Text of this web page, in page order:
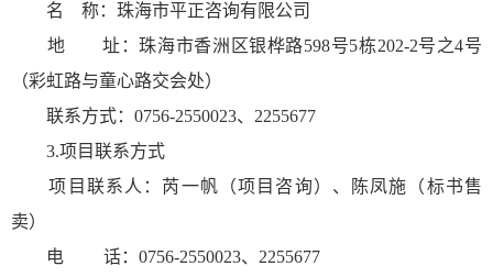
名 称：珠海市平正咨询有限公司
地 址：珠海市香洲区银桦路598号5栋202-2号之4号
（彩虹路与童心路交会处）
联系方式：0756-2550023、2255677
3.项目联系方式
项目联系人：芮一帆（项目咨询）、陈凤施（标书售
卖）
电 话：0756-2550023、2255677